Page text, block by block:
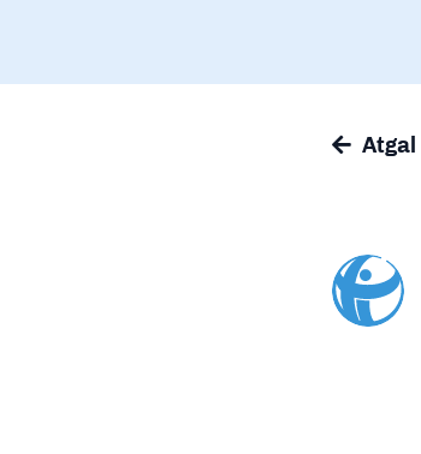
Atgal